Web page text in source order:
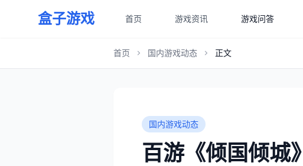
盒子游戏 首页 游戏资讯 游戏问答
首页 国内游戏动态 正文
国内游戏动态
百游《倾国倾城